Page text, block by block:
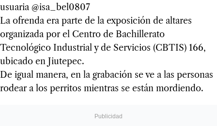
usuaria @isa_bel0807
La ofrenda era parte de la exposición de altares
organizada por el Centro de Bachillerato
Tecnológico Industrial y de Servicios (CBTIS) 166,
ubicado en Jiutepec.
De igual manera, en la grabación se ve a las personas
rodear a los perritos mientras se están mordiendo.